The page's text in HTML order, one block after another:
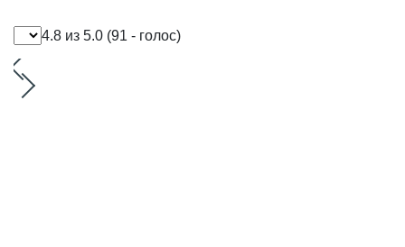
4.8 из 5.0 (91 - голос)